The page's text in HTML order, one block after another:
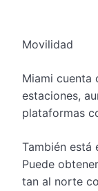
Movilidad
Miami cuenta
estaciones,
plataformas
También está
Puede
tan al norte